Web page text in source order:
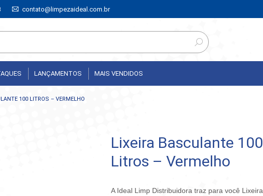
contato@limpezaideal.com.br
LANÇAMENTOS MAIS VENDIDOS
100 LITROS – VERMELHO
Lixeira Basculante 100
Litros – Vermelho
A Ideal Limp Distribuidora traz para você Lixeira